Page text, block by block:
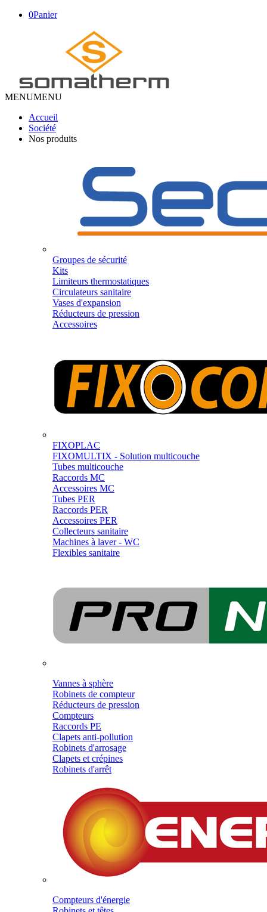
0Panier
MENUMENU
Accueil
Société
Nos produits
Groupes de sécurité
Kits
Limiteurs thermostatiques
Circulateurs sanitaire
Vases d'expansion
Réducteurs de pression
Accessoires
FIXOPLAC
FIXOMULTIX - Solution multicouche
Tubes multicouche
Raccords MC
Accessoires MC
Tubes PER
Raccords PER
Accessoires PER
Collecteurs sanitaire
Machines à laver - WC
Flexibles sanitaire
Vannes à sphère
Robinets de compteur
Réducteurs de pression
Compteurs
Raccords PE
Clapets anti-pollution
Robinets d'arrosage
Clapets et crépines
Robinets d'arrêt
Compteurs d'énergie